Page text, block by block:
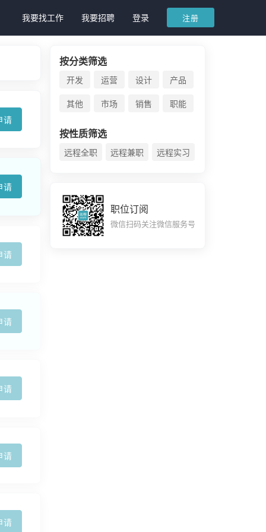
我要找工作 我要招聘 登录 注册
请
请
请
请
请
请
请
按分类筛选
开发 运营 设计
产品
其他
市场 销售 职能
按性质筛选
远程全职 远程兼职 远程实习
职位订阅
微信扫码关注微信服务号